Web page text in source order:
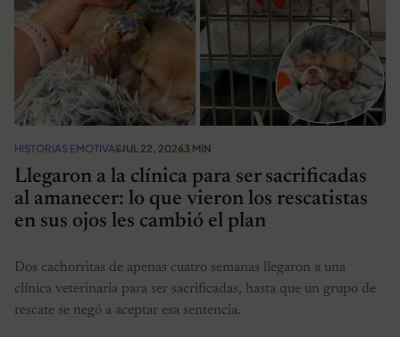
HISTORIAS EMOTIVASJUL 22, 20263 MIN
Llegaron a la clínica para ser sacrificadas
al amanecer: lo que vieron los rescatistas
en sus ojos les cambió el plan
Dos cachorritas de apenas cuatro semanas llegaron a una
clínica veterinaria para ser sacrificadas, hasta que un grupo de
rescate se negó a aceptar esa sentencia.